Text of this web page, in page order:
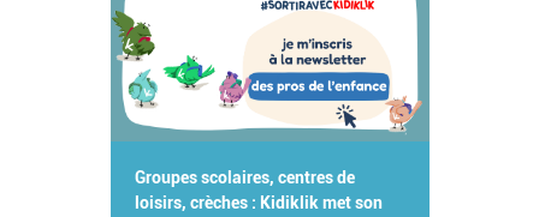
Groupes scolaires, centres de
loisirs, crèches : Kidiklik met son